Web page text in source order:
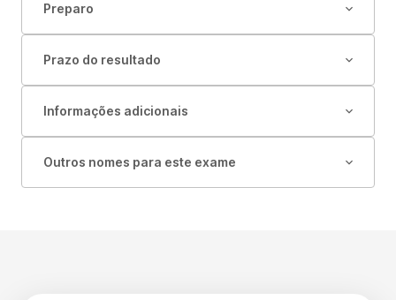
Preparo
Prazo do resultado
Informações adicionais
Outros nomes para este exame